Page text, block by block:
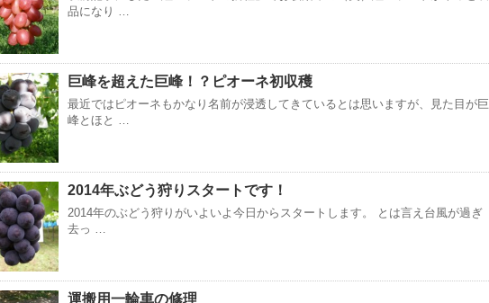
品になり …
巨峰を超えた巨峰！？ピオーネ初収穫
最近ではピオーネもかなり名前が浸透してきているとは思いますが、見た目が巨
峰とほと …
2014年ぶどう狩りスタートです！
2014年のぶどう狩りがいよいよ今日からスタートします。 とは言え台風が過ぎ
去っ …
運搬用一輪車の修理